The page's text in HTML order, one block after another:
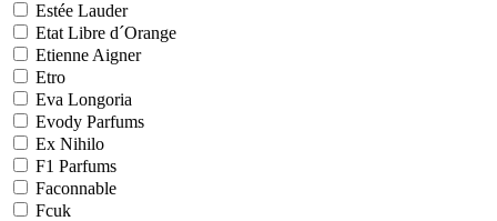
Estée Lauder
Etat Libre d´Orange
Etienne Aigner
Etro
Eva Longoria
Evody Parfums
Ex Nihilo
F1 Parfums
Faconnable
Fcuk